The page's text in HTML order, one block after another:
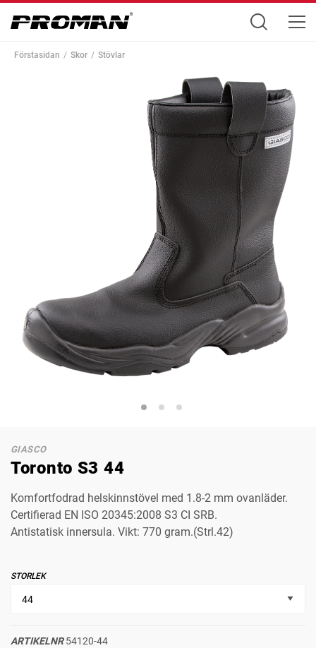
Förstasidan Skor Stövlar
GIASCO
Toronto S3 44
Komfortfodrad helskinnstövel med 1.8-2 mm ovanläder.
Certifierad EN ISO 20345:2008 S3 CI SRB.
Antistatisk innersula. Vikt: 770 gram.(Strl.42)
STORLEK
ARTIKELNR54120-44